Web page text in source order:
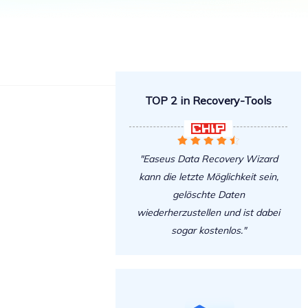
Audio Tools
EaseUS VoiceWave
Stimme in Echtzeit ändern
Ringtone Editor
Klingeltöne für iPhone erstellen
Vocal Remover (Online)
Gesang kostenlos online entfernen
TOP 2 in Recovery-Tools

    
"Easeus Data Recovery Wizard
kann die letzte Möglichkeit sein,
gelöschte Daten
wiederherzustellen und ist dabei
sogar kostenlos."